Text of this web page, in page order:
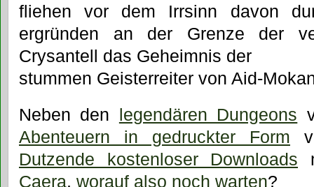
fliehen vor dem Irrsinn davon
ergründen an der Grenze der
Crysantell das Geheimnis der
stummen Geisterreiter von Aid-
Neben den legendären Dungeons
Abenteuern in gedruckter Form
Dutzende kostenloser Downloads
Caera, worauf also noch warten?